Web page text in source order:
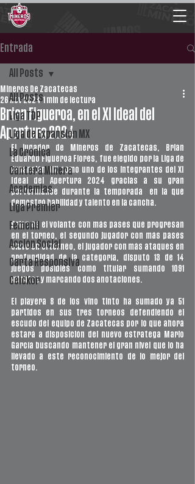
Entrada
All Posts
Liga TDP
Liga de Expansión MX
La Crónica
Cantera Minera
Academias
Liga Premier
Femenil
Acción Social
Carta Responsiva
Ceickor
All Posts
Brian Figueroa, en el XI Ideal del
Apertura 2024
Mineros De Zacatecas
26 nov 2024 1 min de lectura
El jugador de Mineros de Zacatecas, Brian
Eduardo Figueroa Flores, fue elegido por la Liga de
Expansión MX como uno de los integrantes del XI
Ideal del Apertura 2024 gracias a su gran
performance durante la temporada  en la que
demostró habilidad y talento en la cancha.
Brian es el volante con más pases que progresan
en el torneo, el segundo jugador con más pases
clave en el torneo, el jugador con más ataques en
profundidad de la categoría, disputó 13 de 14
juegos posibles como titular sumando 1091
minutos y marcando dos anotaciones.
El playera 8 de los vino tinto ha sumado ya 51
partidos en sus tres torneos defendiendo el
escudo del equipo de Zacatecas por lo que ahora
estará a disposición del nuevo estratega Mario
García buscando mantener el gran nivel que lo ha
llevado a este reconocimiento de lo mejor del
torneo.